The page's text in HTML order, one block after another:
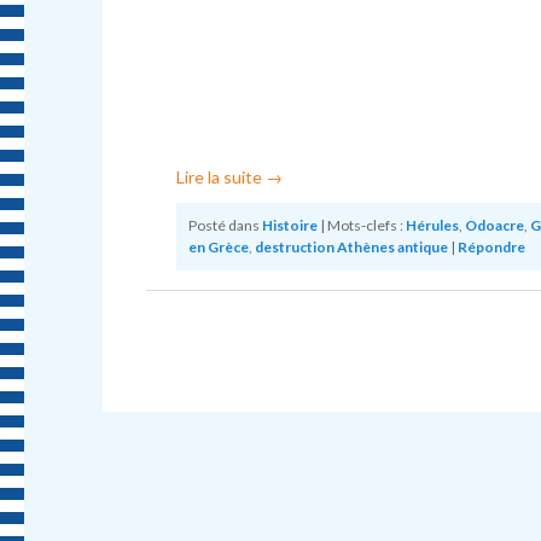
Lire la suite →
Posté dans Histoire | Mots-clefs : Hérules, Odoacre,
en Grèce, destruction Athènes antique | Répondre